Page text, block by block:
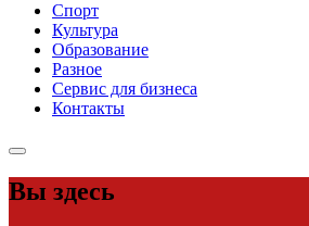
Спорт
Культура
Образование
Разное
Сервис для бизнеса
Контакты
Вы здесь